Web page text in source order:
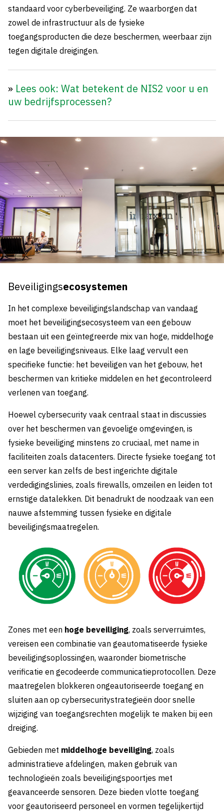
standaard voor cyberbeveiliging. Ze waarborgen dat
zowel de infrastructuur als de fysieke
toegangsproducten die deze beschermen, weerbaar zijn
tegen digitale dreigingen.
» Lees ook: Wat betekent de NIS2 voor u en
uw bedrijfsprocessen?
Beveiligingsecosystemen
In het complexe beveiligingslandschap van vandaag
moet het beveiligingsecosysteem van een gebouw
bestaan uit een geïntegreerde mix van hoge, middelhoge
en lage beveiligingsniveaus. Elke laag vervult een
specifieke functie: het beveiligen van het gebouw, het
beschermen van kritieke middelen en het gecontroleerd
verlenen van toegang.
Hoewel cybersecurity vaak centraal staat in discussies
over het beschermen van gevoelige omgevingen, is
fysieke beveiliging minstens zo cruciaal, met name in
faciliteiten zoals datacenters. Directe fysieke toegang tot
een server kan zelfs de best ingerichte digitale
verdedigingslinies, zoals firewalls, omzeilen en leiden tot
ernstige datalekken. Dit benadrukt de noodzaak van een
nauwe afstemming tussen fysieke en digitale
beveiligingsmaatregelen.
Zones met een hoge beveiliging, zoals serverruimtes,
vereisen een combinatie van geautomatiseerde fysieke
beveiligingsoplossingen, waaronder biometrische
verificatie en gecodeerde communicatieprotocollen. Deze
maatregelen blokkeren ongeautoriseerde toegang en
sluiten aan op cybersecuritystrategieën door snelle
wijziging van toegangsrechten mogelijk te maken bij een
dreiging.
Gebieden met middelhoge beveiliging, zoals
administratieve afdelingen, maken gebruik van
technologieën zoals beveiligingspoortjes met
geavanceerde sensoren. Deze bieden vlotte toegang
voor geautoriseerd personeel en vormen tegelijkertijd